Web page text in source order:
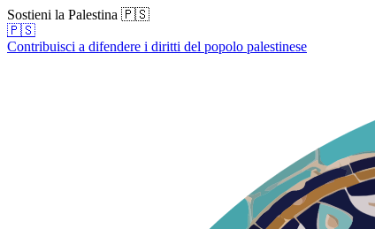
Sostieni la Palestina 🇵🇸
🇵🇸
Contribuisci a difendere i diritti del popolo palestinese